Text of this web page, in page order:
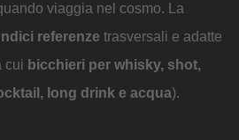
viaggia nel cosmo. La
referenze trasversali e adatte
cui bicchieri per whisky, shot,
long drink e acqua).